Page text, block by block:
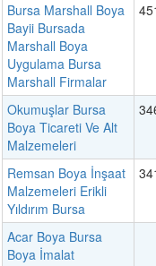
Bursa Marshall Boya
Bayii Bursada
Marshall Boya
Uygulama Bursa
Marshall Firmalar
Okumuşlar Bursa
Boya Ticareti Ve Alt
Malzemeleri
Remsan Boya İnşaat
Malzemeleri Erikli
Yıldırım Bursa
Acar Boya Bursa
Boya İmalat